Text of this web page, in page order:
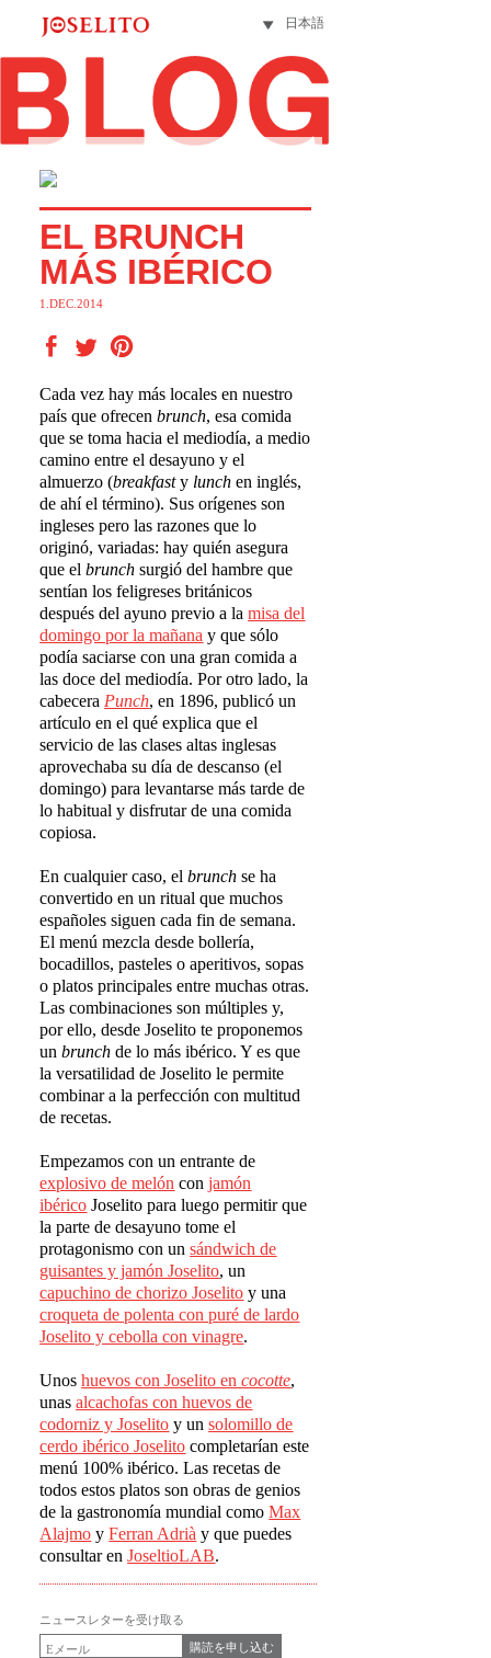
日本語
EL BRUNCH
MÁS IBÉRICO
1.DEC.2014
Cada vez hay más locales en nuestro
país que ofrecenbrunch, esa comida
que se toma hacia el mediodía, a medio
camino entre el desayuno y el
almuerzo (breakfasty lunch en inglés,
de ahí el término). Sus orígenes son
ingleses pero las razones que lo
originó, variadas: hay quién asegura
que elbrunch surgió del hambre que
sentían los feligreses británicos
después del ayuno previo a lamisa del
domingo por la mañana y que sólo
podía saciarse con una gran comida a
las doce del mediodía. Por otro lado, la
cabecera Punch, en 1896, publicó un
artículo en el qué explica que el
servicio de las clases altas inglesas
aprovechaba su día de descanso (el
domingo) para levantarse más tarde de
lo habitual y disfrutar de una comida
copiosa.
En cualquier caso, elbrunchse ha
convertido en un ritual que muchos
españoles siguen cada fin de semana.
El menú mezcla desde bollería,
bocadillos, pasteles o aperitivos, sopas
o platos principales entre muchas otras.
Las combinaciones son múltiples y,
por ello, desde Joselito te proponemos
unbrunch de lo más ibérico. Y es que
la versatilidad de Joselito le permite
combinar a la perfección con multitud
de recetas.
Empezamos con un entrante de
explosivo de melón conjamón
ibérico Joselito para luego permitir que
la parte de desayuno tome el
protagonismo con unsándwich de
guisantes y jamón Joselito, un
capuchino de chorizo Joselito y una
croqueta de polenta con puré de lardo
Joselito y cebolla con vinagre.
Unoshuevos con Joselito encocotte,
unasalcachofas con huevos de
codorniz y Joselito y unsolomillo de
cerdo ibérico Joselito completarían este
menú 100% ibérico. Las recetas de
todos estos platos son obras de genios
de la gastronomía mundial comoMax
Alajmo yFerran Adrià y que puedes
consultar enJoseltioLAB.
ニュースレターを受け取る
購読を申し込む